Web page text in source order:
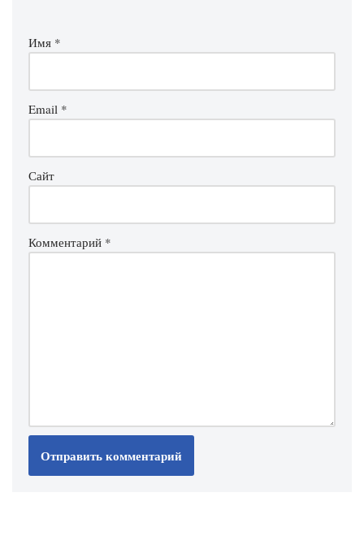
Имя *
Email *
Сайт
Комментарий *